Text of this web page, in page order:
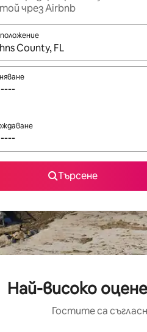
чрез Airbnb
резултатите се покажат,
Търсене
Най-високо
Гостите са